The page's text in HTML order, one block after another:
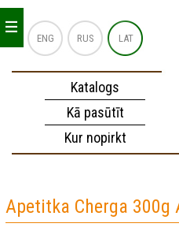
ENG RUS LAT
Katalogs
Kā pasūtīt
Kur nopirkt
_
_
_
Apetitka Cherga 300g